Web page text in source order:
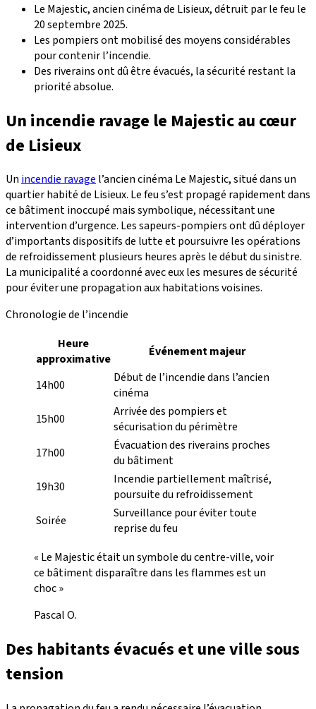
Le Majestic, ancien cinéma de Lisieux, détruit par le feu le
20 septembre 2025.
Les pompiers ont mobilisé des moyens considérables
pour contenir l’incendie.
Des riverains ont dû être évacués, la sécurité restant la
priorité absolue.
Un incendie ravage le Majestic au cœur
de Lisieux
Unincendie ravagel’ancien cinéma Le Majestic, situé dans un
quartier habité de Lisieux. Le feu s’est propagé rapidement dans
ce bâtiment inoccupé mais symbolique, nécessitant une
intervention d’urgence. Les sapeurs-pompiers ont dû déployer
d’importants dispositifs de lutte et poursuivre les opérations
de refroidissement plusieurs heures après le début du sinistre.
La municipalité a coordonné avec eux les mesures de sécurité
pour éviter une propagation aux habitations voisines.
Chronologie de l’incendie
Heure
approximative
Événement majeur
14h00
Début de l’incendie dans l’ancien
cinéma
15h00
Arrivée des pompiers et
sécurisation du périmètre
17h00
Évacuation des riverains proches
du bâtiment
19h30
Incendie partiellement maîtrisé,
poursuite du refroidissement
Soirée
Surveillance pour éviter toute
reprise du feu
« Le Majestic était un symbole du centre-ville, voir
ce bâtiment disparaître dans les flammes est un
choc »
Pascal O.
Des habitants évacués et une ville sous
tension